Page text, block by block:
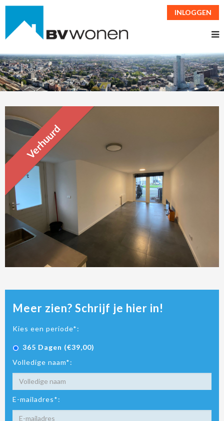
INLOGGEN
Verhuurd
Meer zien? Schrijf je hier in!
Kies een periode*:
365 Dagen (€39,00)
Volledige naam*:
E-mailadres*: